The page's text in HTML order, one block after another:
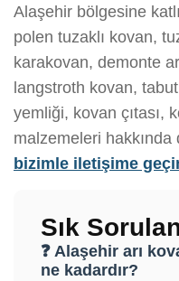
Alaşehir bölgesine
polen tuzaklı kovan,
karakovan, demonte
langstroth kovan,
yemliği, kovan çıtası,
malzemeleri hakkında
bizimle iletişime
Sık
❓ Alaşehir arı
ne kadardır?